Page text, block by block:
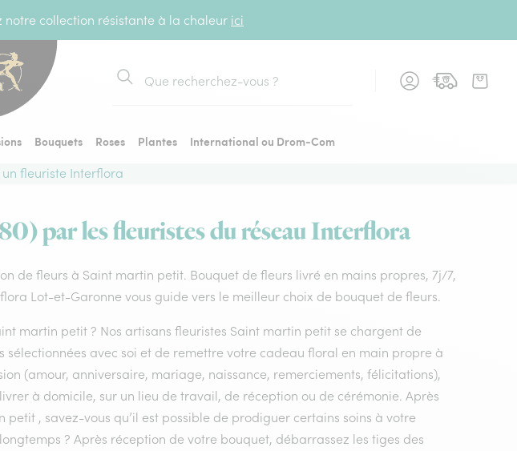
notre collection résistante à la chaleur ici
Rechercher
Bouquets Roses Plantes
International ou Drom-Com
fleuriste Interflora
par les fleuristes du réseau Interflora
de fleurs à Saint martin petit. Bouquet de fleurs livré en mains propres, 7j/7,
Lot-et-Garonne vous guide vers le meilleur choix de bouquet de fleurs.
martin petit ? Nos artisans fleuristes Saint martin petit se chargent de
sélectionnées avec soi et de remettre votre cadeau floral en main propre à
(amour, anniversaire, mariage, naissance, remerciements, félicitations),
à domicile, sur un lieu de travail, de réception ou de cérémonie. Après
, savez-vous qu’il est possible de prodiguer certains soins à votre
? Après réception de votre bouquet, débarrassez les tiges des